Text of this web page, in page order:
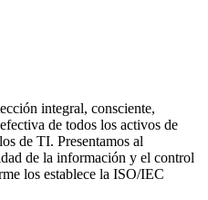
integral, consciente,
de todos los activos de
de TI. Presentamos al
de la información y el control
los establece la ISO/IEC